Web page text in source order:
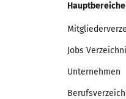
Hauptbereiche
Jobs
Unternehmen